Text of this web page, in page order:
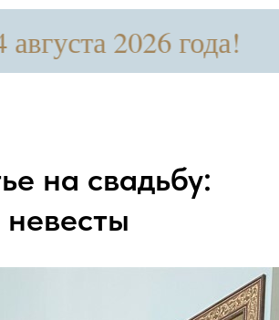
2026 года!
на свадьбу: